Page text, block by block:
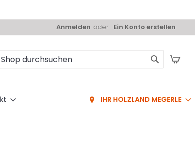
Anmelden Ein Konto erstellen
IHR HOLZLAND MEGERLE